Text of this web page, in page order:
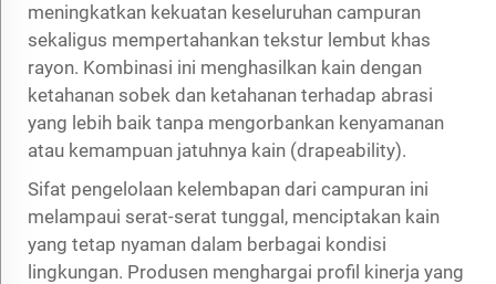
meningkatkan kekuatan keseluruhan campuran
sekaligus mempertahankan tekstur lembut khas
rayon. Kombinasi ini menghasilkan kain dengan
ketahanan sobek dan ketahanan terhadap abrasi
yang lebih baik tanpa mengorbankan kenyamanan
atau kemampuan jatuhnya kain (drapeability).
Sifat pengelolaan kelembapan dari campuran ini
melampaui serat-serat tunggal, menciptakan kain
yang tetap nyaman dalam berbagai kondisi
lingkungan. Produsen menghargai profil kinerja yang